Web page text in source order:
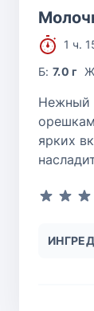
1 ч.
Б:7.0 г
Нежный
ярких